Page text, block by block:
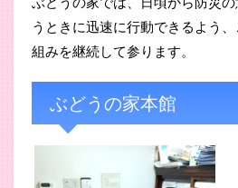
うときに迅速に行動できるよう
組みを継続して参ります。
ぶどうの家本館